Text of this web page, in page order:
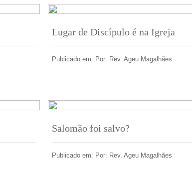
Lugar de Discípulo é na Igreja
Publicado em: Por: Rev. Ageu Magalhães
Salomão foi salvo?
Publicado em: Por: Rev. Ageu Magalhães